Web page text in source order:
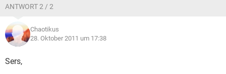
ANTWORT 2 / 2
Chaotikus
28. Oktober 2011 um 17:38
Sers,